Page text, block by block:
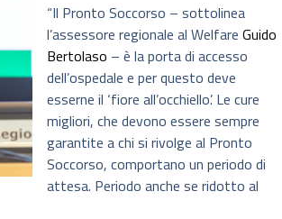
“Il Pronto Soccorso – sottolinea
l’assessore regionale al Welfare Guido
Bertolaso – è la porta di accesso
dell’ospedale e per questo deve
esserne il ‘fiore all’occhiello’. Le cure
migliori, che devono essere sempre
garantite a chi si rivolge al Pronto
Soccorso, comportano un periodo di
attesa. Periodo anche se ridotto al